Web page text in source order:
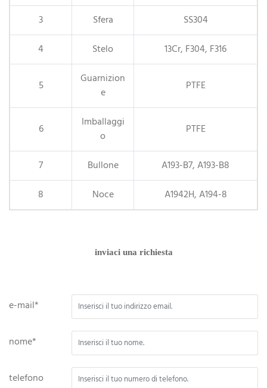
3 Sfera
SS304
4
Stelo 13Cr, F304, F316
5
Guarnizion
e
PTFE
6
Imballaggi
o
PTFE
7 Bullone
A193-B7, A193-B8
8
Noce A1942H, A194-8
inviaci una richiesta
e-mail*
nome*
telefono